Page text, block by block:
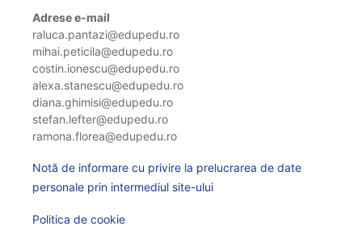
Adrese e-mail
raluca.pantazi@edupedu.ro
mihai.peticila@edupedu.ro
costin.ionescu@edupedu.ro
alexa.stanescu@edupedu.ro
diana.ghimisi@edupedu.ro
stefan.lefter@edupedu.ro
ramona.florea@edupedu.ro
Notă de informare cu privire la prelucrarea de date
personale prin intermediul site-ului
Politica de cookie